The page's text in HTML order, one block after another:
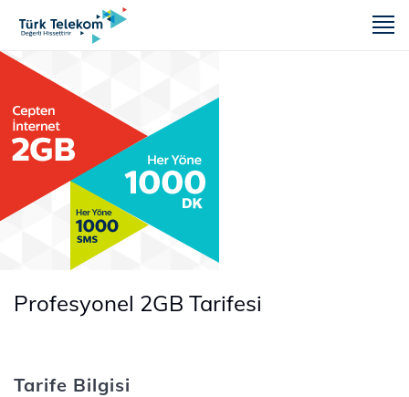
Profesyonel 2GB Tarifesi
Tarife Bilgisi